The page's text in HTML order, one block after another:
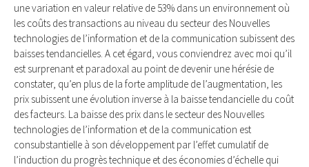
une variation en valeur relative de 53% dans un environnement où
les coûts des transactions au niveau du secteur des Nouvelles
technologies de l’information et de la communication subissent des
baisses tendancielles. A cet égard, vous conviendrez avec moi qu’il
est surprenant et paradoxal au point de devenir une hérésie de
constater, qu’en plus de la forte amplitude de l’augmentation, les
prix subissent une évolution inverse à la baisse tendancielle du coût
des facteurs. La baisse des prix dans le secteur des Nouvelles
technologies de l’information et de la communication est
consubstantielle à son développement par l’effet cumulatif de
l’induction du progrès technique et des économies d’échelle qui